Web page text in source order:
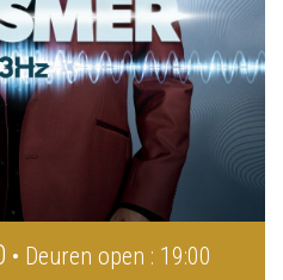
• Deuren open : 19:00